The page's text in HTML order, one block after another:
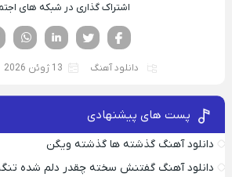
اشتراک گذاری در شبکه های
تویتر
فیسوک
دانلود آهنگ 13 ژوئن 2026
پست های پیشنهادی
دانلود آهنگ گذشته ها گذشته ویگن
دانلود آهنگ گفتنش سخته چقدر دلم شده